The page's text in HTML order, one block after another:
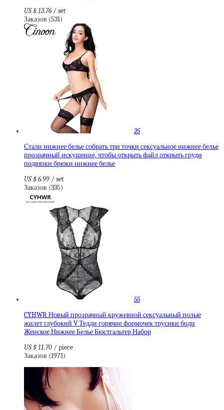
US $ 13.76 / set
Заказов (531)
25
Стали нижнее белье собрать три точки сексуальное нижнее белье
прозрачный искушение, чтобы открыть файл открыть груди
подвязки брюки нижнее белье
US $ 6.99 / set
Заказов (335)
55
CYHWR Новый прозрачный кружевной сексуальный полые
жилет глубокий V Тедди горячие формочек трусики боди
Женское Нижнее Белье Бюстгальтер Набор
US $ 11.70 / piece
Заказов (1971)